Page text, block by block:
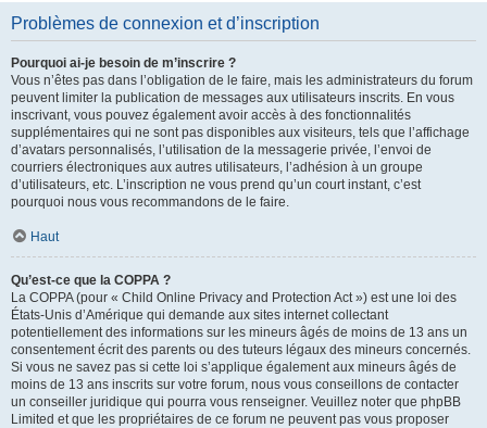
Problèmes de connexion et d’inscription
Pourquoi ai-je besoin de m’inscrire ?
Vous n’êtes pas dans l’obligation de le faire, mais les administrateurs du forum
peuvent limiter la publication de messages aux utilisateurs inscrits. En vous
inscrivant, vous pouvez également avoir accès à des fonctionnalités
supplémentaires qui ne sont pas disponibles aux visiteurs, tels que l’affichage
d’avatars personnalisés, l’utilisation de la messagerie privée, l’envoi de
courriers électroniques aux autres utilisateurs, l’adhésion à un groupe
d’utilisateurs, etc. L’inscription ne vous prend qu’un court instant, c’est
pourquoi nous vous recommandons de le faire.
Haut
Qu’est-ce que la COPPA ?
La COPPA (pour « Child Online Privacy and Protection Act ») est une loi des
États-Unis d’Amérique qui demande aux sites internet collectant
potentiellement des informations sur les mineurs âgés de moins de 13 ans un
consentement écrit des parents ou des tuteurs légaux des mineurs concernés.
Si vous ne savez pas si cette loi s’applique également aux mineurs âgés de
moins de 13 ans inscrits sur votre forum, nous vous conseillons de contacter
un conseiller juridique qui pourra vous renseigner. Veuillez noter que phpBB
Limited et que les propriétaires de ce forum ne peuvent pas vous proposer